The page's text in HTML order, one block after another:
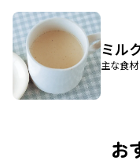
ミル
主な食
お